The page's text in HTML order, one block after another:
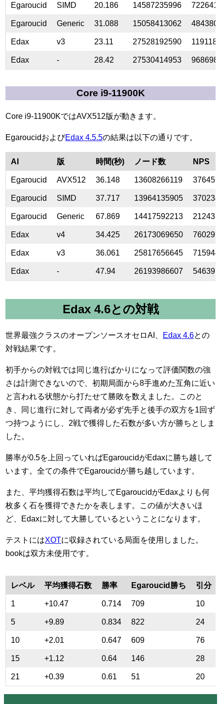
Egaroucid SIMD 20.186 14587235996
Egaroucid Generic 31.088 15058413062
Edax v3 23.11 27528192590
Edax - 28.42 27530414953
Core i9-11900K
Core i9-11900KではAVX512版が動きます。
EgaroucidおよびEdax 4.5.5の結果は以下の通りです。
AI 版 時間(秒) ノード数 NPS
Egaroucid AVX512 36.148 13608266119
Egaroucid SIMD 37.717 13964135905
Egaroucid Generic 67.869 14417592213
Edax v4 34.425 26173069650
Edax v3 36.061 25817656645
Edax - 47.94 26193986607
Edax 4.6との対戦
世界最強クラスのオープンソースオセロAI、 Edax 4.6との
対戦結果です。
初手からの対戦では同じ進行ばかりになって評価関数の強
さは計測できないので、初期局面から8手進めた互角に近い
と言われる状態から打たせて勝敗を数えました。このと
き、同じ進行に対して両者が必ず先手と後手の双方を1回ず
つ持つようにし、2戦で獲得した石数が多い方が勝ちとしま
した。
勝率が0.5を上回っていればEgaroucidがEdaxに勝ち越して
います。全ての条件でEgaroucidが勝ち越しています。
また、平均獲得石数は平均してEgaroucidがEdaxよりも何
枚多く石を獲得できたかを表します。この値が大きいほ
ど、Edaxに対して大勝しているということになります。
テストにはXOTに収録されている局面を使用しました。
bookは双方未使用です。
レベル 平均獲得石数 勝率 Egaroucid勝ち 引分
1 +10.47 0.714 709 10
5 +9.89 0.834 822 24
10 +2.01 0.647 609 76
15 +1.12 0.64 146 28
21 +0.39 0.61 51 20